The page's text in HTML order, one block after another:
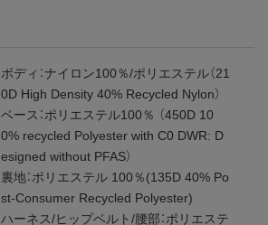
ボディ：ナイロン100％/ポリエステル（21
0D High Density 40% Recycled Nylon）
ベース：ポリエステル100％ （450D 10
0% recycled Polyester with C0 DWR: D
esigned without PFAS）
裏地：ポリエステル 100％(135D 40% Po
st-Consumer Recycled Polyester)
ハーネス/ヒップベルト/腰部：ポリエステ